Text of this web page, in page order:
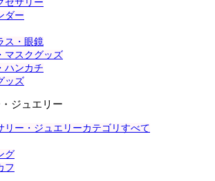
セサリー
ダー
ス・眼鏡
マスクグッズ
ハンカチ
ッズ
ジュエリー
リー・ジュエリーカテゴリすべて
グ
フ